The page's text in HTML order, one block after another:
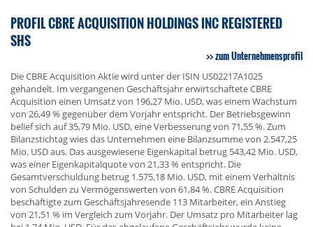
PROFIL CBRE ACQUISITION HOLDINGS INC REGISTERED
SHS
zum Unternehmensprofil
Die CBRE Acquisition Aktie wird unter der ISIN US02217A1025
gehandelt. Im vergangenen Geschäftsjahr erwirtschaftete CBRE
Acquisition einen Umsatz von 196,27 Mio. USD, was einem Wachstum
von 26,49 % gegenüber dem Vorjahr entspricht. Der Betriebsgewinn
belief sich auf 35,79 Mio. USD, eine Verbesserung von 71,55 %. Zum
Bilanzstichtag wies das Unternehmen eine Bilanzsumme von 2.547,25
Mio. USD aus. Das ausgewiesene Eigenkapital betrug 543,42 Mio. USD,
was einer Eigenkapitalquote von 21,33 % entspricht. Die
Gesamtverschuldung betrug 1.575,18 Mio. USD, mit einem Verhältnis
von Schulden zu Vermögenswerten von 61,84 %. CBRE Acquisition
beschäftigte zum Geschäftsjahresende 113 Mitarbeiter, ein Anstieg
von 21,51 % im Vergleich zum Vorjahr. Der Umsatz pro Mitarbeiter lag